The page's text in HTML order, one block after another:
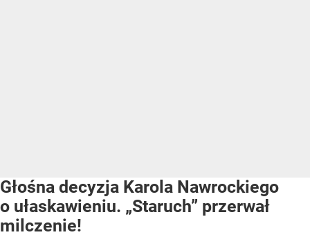
Głośna decyzja Karola Nawrockiego
o ułaskawieniu. „Staruch” przerwał
milczenie!